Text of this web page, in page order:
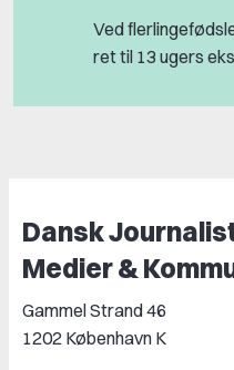
Ved
ret til 13 ugers
Dansk
Medier &
Gammel Strand 46
1202 København K